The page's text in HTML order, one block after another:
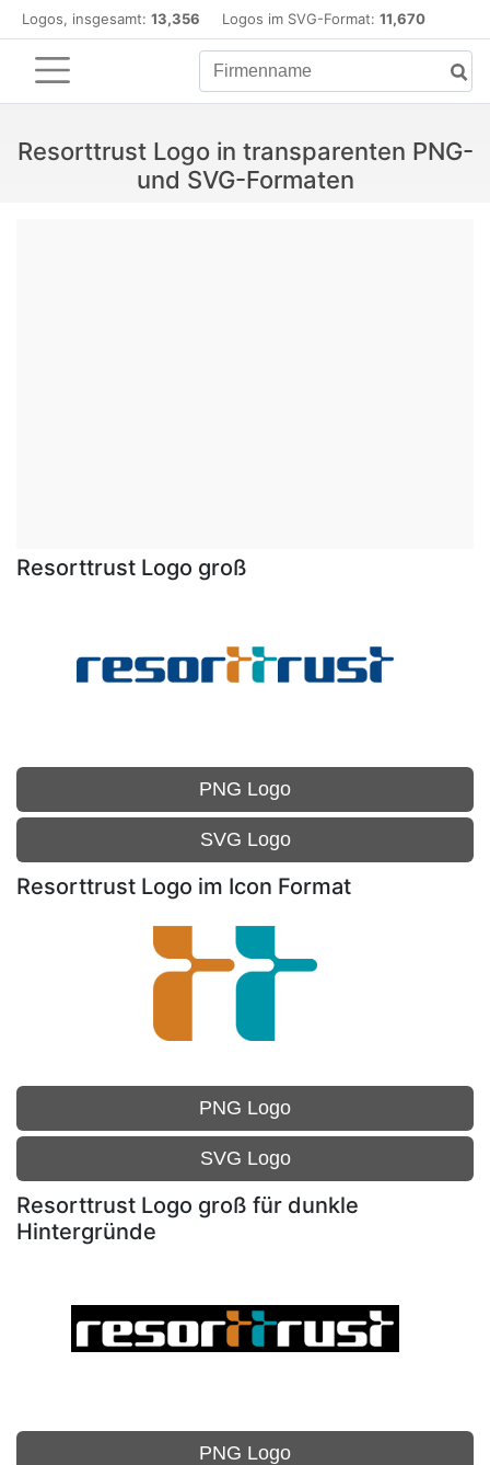
Logos, insgesamt: 13,356 Logos im SVG-Format: 11,670
Resorttrust Logo in transparenten PNG-
und SVG-Formaten
Resorttrust Logo groß
PNG Logo
SVG Logo
Resorttrust Logo im Icon Format
PNG Logo
SVG Logo
Resorttrust Logo groß für dunkle
Hintergründe
PNG Logo